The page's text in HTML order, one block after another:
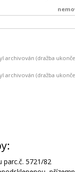
archivován (dražba
archivován (dražba
parc.č. 5721/82